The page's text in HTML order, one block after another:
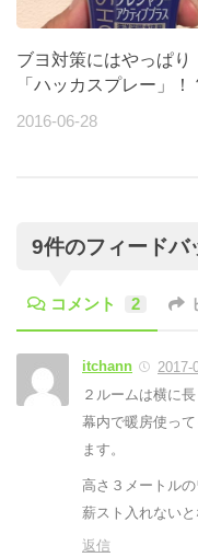
ブヨ対策にはやっぱり
「ハッカスプレー」！
2016-06-28
9件のフィードバ
コメント 2
itchann
2017-
２ルームは横に
幕内で暖房使っ
ます。
高さ３メートルの
薪スト入れない
返信